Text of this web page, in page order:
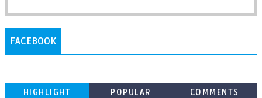
FACEBOOK
HIGHLIGHT POPULAR COMMENTS